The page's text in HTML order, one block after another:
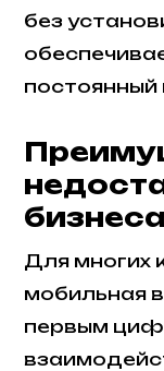
без
постоянный
бизнеса
Для многих
мобильная
первым